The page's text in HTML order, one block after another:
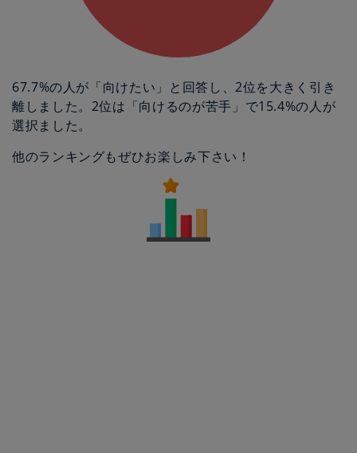
67.7%の人が「向けたい」と回答し、2位を大きく引き
離しました。2位は「向けるのが苦手」で15.4%の人が
選択ました。
他のランキングもぜひお楽しみ下さい！